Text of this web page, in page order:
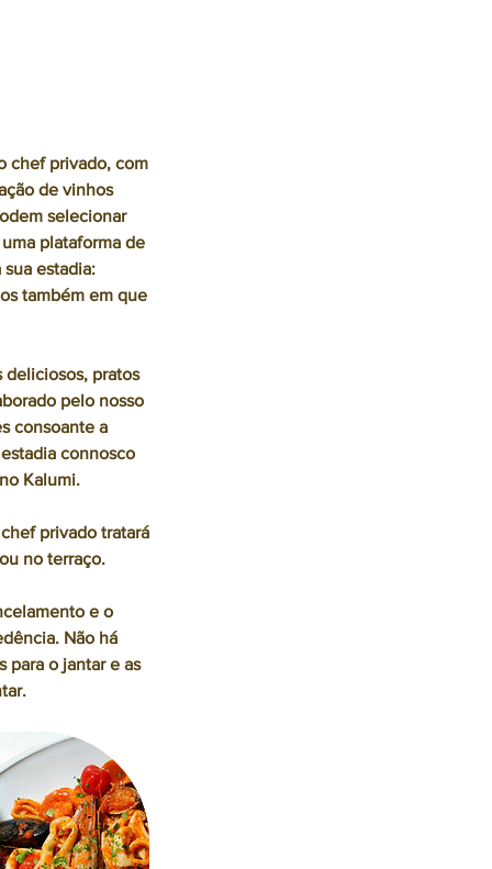
chef privado, com
de vinhos
selecionar
plataforma de
estadia:
também em que
deliciosos, pratos
pelo nosso
consoante a
connosco
Kalumi.
privado tratará
no terraço.
e o
Não há
para o jantar e as